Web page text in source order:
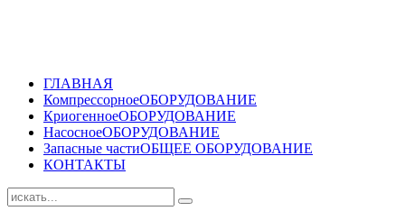
ГЛАВНАЯ
КомпрессорноеОБОРУДОВАНИЕ
КриогенноеОБОРУДОВАНИЕ
НасосноеОБОРУДОВАНИЕ
Запасные частиОБЩЕЕ ОБОРУДОВАНИЕ
КОНТАКТЫ